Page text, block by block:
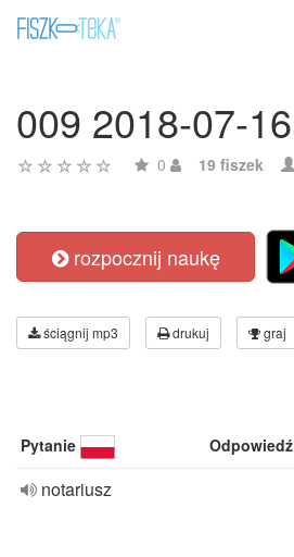
009 2018-07-16
0 19 fiszek
rozpocznij naukę
ściągnij mp3 drukuj graj
Pytanie Odpowiedź
notariusz